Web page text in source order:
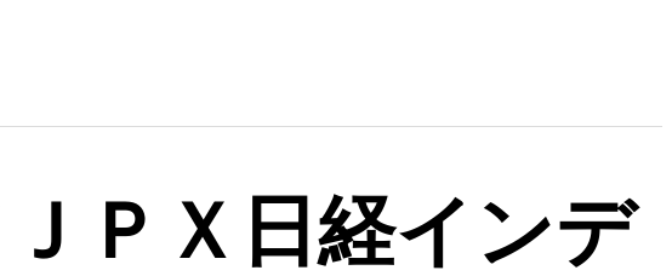
ＰＸ日経インデ